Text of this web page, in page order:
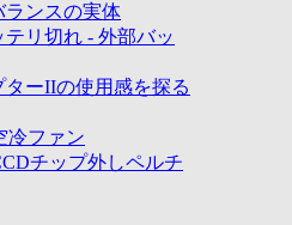
ランスの実体
リ切れ - 外部バッ
ーIIの使用感を探る
冷ファン
チップ外しペルチ